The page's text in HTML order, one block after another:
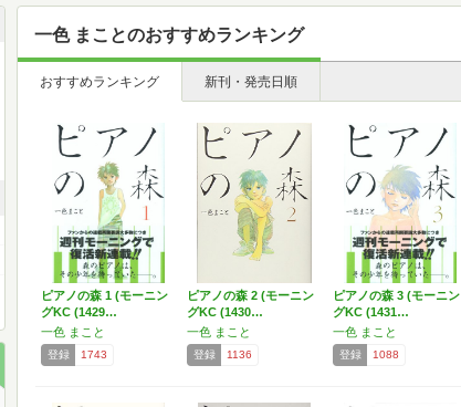
一色 まことのおすすめランキング
おすすめランキング 新刊・発売日順
ピアノの森 1 (モーニン
グKC (1429…
一色 まこと
登録 1743
ピアノの森 2 (モーニン
グKC (1430…
一色 まこと
登録 1136
ピアノの森 3 (モーニン
グKC (1431…
一色 まこと
登録 1088